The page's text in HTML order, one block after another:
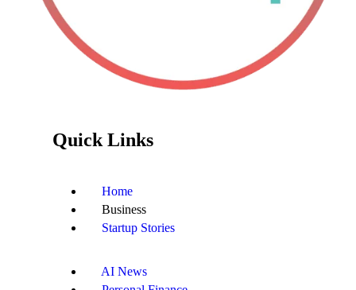
Quick Links
Home
Business
Startup Stories
AI News